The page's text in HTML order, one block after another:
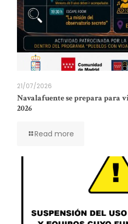
21/07/2026
Navalafuente se prepara para
2026
Read more